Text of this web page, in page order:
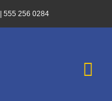
555 256 0284